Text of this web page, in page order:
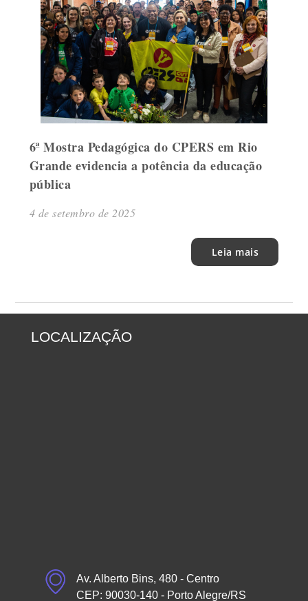
6ª Mostra Pedagógica do CPERS em Rio
Grande evidencia a potência da educação
pública
4 de setembro de 2025
Leia mais
LOCALIZAÇÃO
Av. Alberto Bins, 480 - Centro
CEP: 90030-140 - Porto Alegre/RS